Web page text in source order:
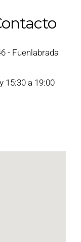
- Fuenlabrada
15:30 a 19:00